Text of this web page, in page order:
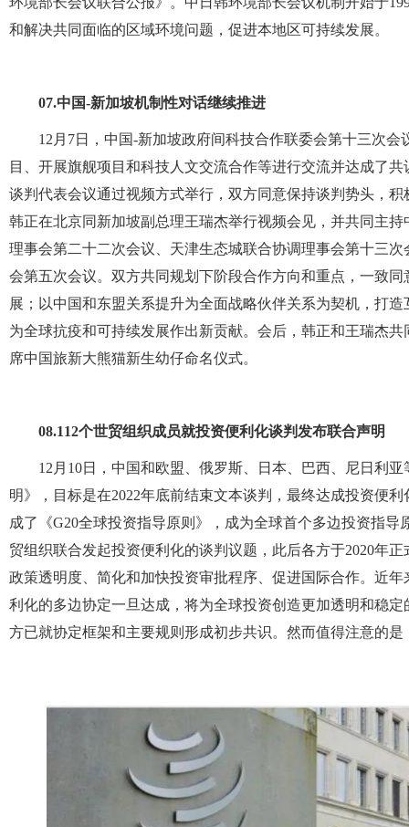
和解决共同面临的区域环境问题，促进本地区可持续发展。
07.中国-新加坡机制性对话继续推进
12月7日，中国-新加坡政府间科技合作联委会第十三次
目、开展旗舰项目和科技人文交流合作等进行交流并达成了
谈判代表会议通过视频方式举行，双方同意保持谈判势头，
韩正在北京同新加坡副总理王瑞杰举行视频会见，并共同主
理事会第二十二次会议、天津生态城联合协调理事会第十三
会第五次会议。双方共同规划下阶段合作方向和重点，一致
展；以中国和东盟关系提升为全面战略伙伴关系为契机，打
为全球抗疫和可持续发展作出新贡献。会后，韩正和王瑞杰
席中国旅新大熊猫新生幼仔命名仪式。
08.112个世贸组织成员就投资便利化谈判发布联合声明
12月10日，中国和欧盟、俄罗斯、日本、巴西、尼日利
明》，目标是在2022年底前结束文本谈判，最终达成投资便
成了《G20全球投资指导原则》，成为全球首个多边投资指
贸组织联合发起投资便利化的谈判议题，此后各方于2020年
政策透明度、简化和加快投资审批程序、促进国际合作。近
利化的多边协定一旦达成，将为全球投资创造更加透明和稳
方已就协定框架和主要规则形成初步共识。然而值得注意的